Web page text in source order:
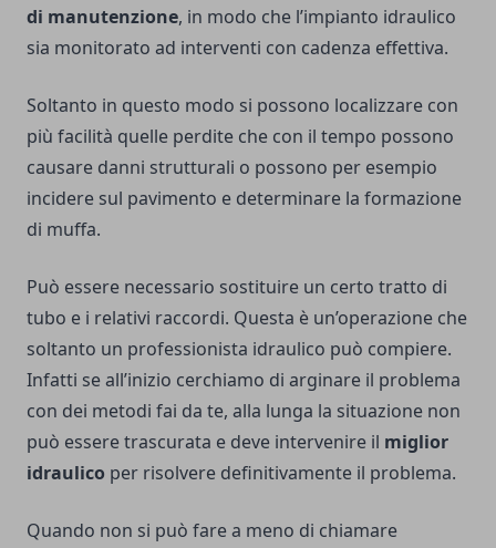
di manutenzione, in modo che l’impianto idraulico
sia monitorato ad interventi con cadenza effettiva.
Soltanto in questo modo si possono localizzare con
più facilità quelle perdite che con il tempo possono
causare danni strutturali o possono per esempio
incidere sul pavimento e determinare la formazione
di muffa.
Può essere necessario sostituire un certo tratto di
tubo e i relativi raccordi. Questa è un’operazione che
soltanto un professionista idraulico può compiere.
Infatti se all’inizio cerchiamo di arginare il problema
con dei metodi fai da te, alla lunga la situazione non
può essere trascurata e deve intervenire il miglior
idraulico per risolvere definitivamente il problema.
Quando non si può fare a meno di chiamare